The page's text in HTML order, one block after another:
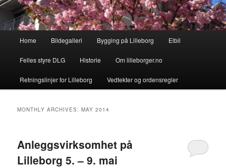
Home Bildegalleri Bygging på Lilleborg Elbil
Felles styre DLG Historie Om lilleborger.no
Retningslinjer for Lilleborg Vedtekter og ordensregler
MONTHLY ARCHIVES:MAY 2014
Anleggsvirksomhet på
Lilleborg 5. – 9. mai